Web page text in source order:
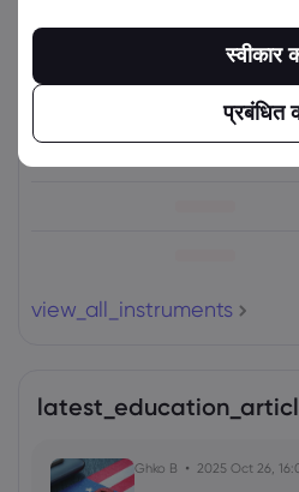
view_all_instruments
Ghko B 2025 Oct 26,
स्वीकार
प्रबंधित